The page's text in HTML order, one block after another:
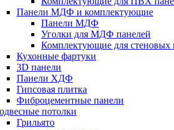
Панели МДФ и комплектующие
Панели МДФ
Уголки для МДФ панелей
Комплектующие для
Кухонные фартуки
3D панели
Панели ХДФ
Гипсовая плитка
Фиброцементные панели
потолки
Грильято